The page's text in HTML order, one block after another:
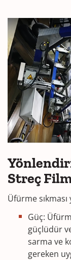
Streç
Üfürme
Güç:
güçlüdür
sarma ve
gereken